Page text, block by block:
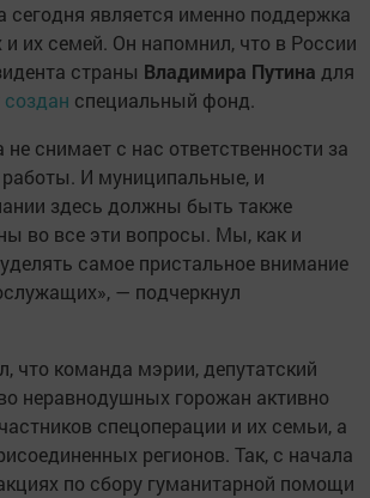
сегодня является именно поддержка
их семей. Он напомнил, что в России
страны Владимира Путина для
создан специальный фонд.
снимает с нас ответственности за
работы. И муниципальные, и
здесь должны быть также
во все эти вопросы. Мы, как и
самое пристальное внимание
— подчеркнул
что команда мэрии, депутатский
неравнодушных горожан активно
спецоперации и их семьи, а
регионов. Так, с начала
по сбору гуманитарной помощи